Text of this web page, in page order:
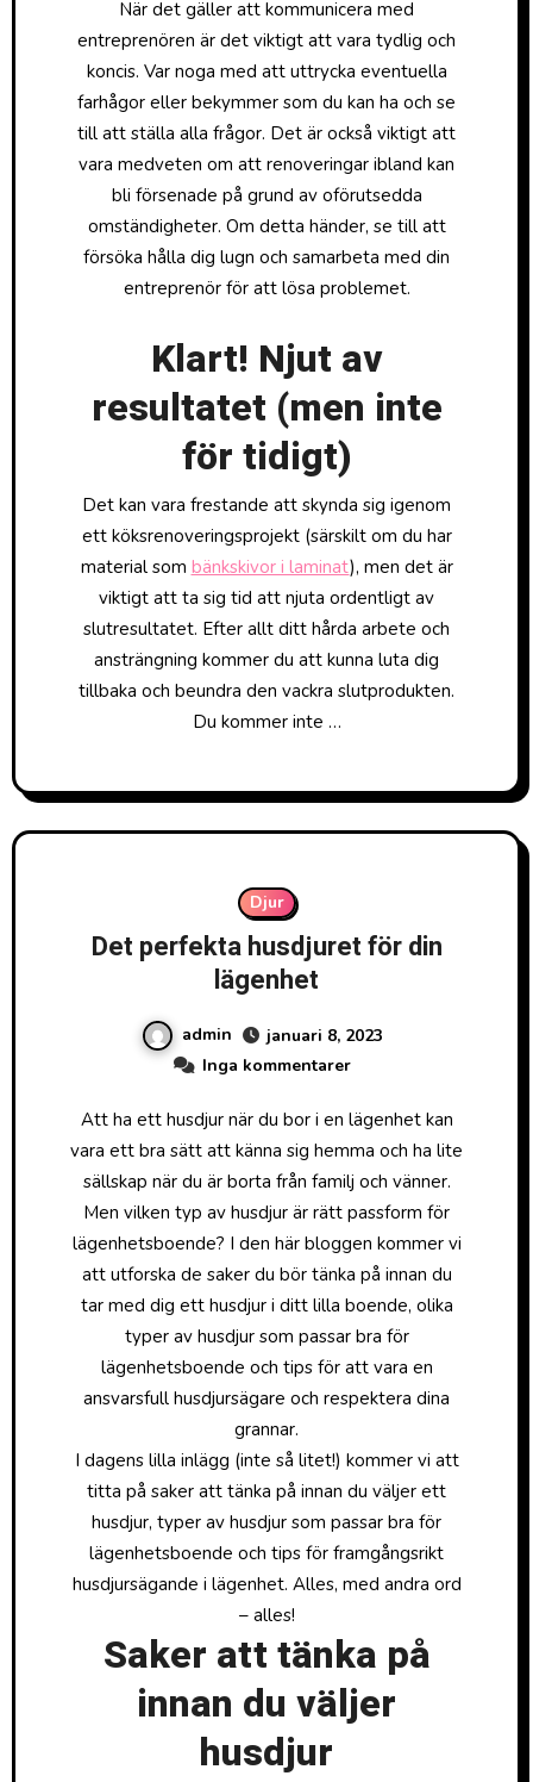
När det gäller att kommunicera med
entreprenören är det viktigt att vara tydlig och
koncis. Var noga med att uttrycka eventuella
farhågor eller bekymmer som du kan ha och se
till att ställa alla frågor. Det är också viktigt att
vara medveten om att renoveringar ibland kan
bli försenade på grund av oförutsedda
omständigheter. Om detta händer, se till att
försöka hålla dig lugn och samarbeta med din
entreprenör för att lösa problemet.
Klart! Njut av
resultatet (men inte
för tidigt)
Det kan vara frestande att skynda sig igenom
ett köksrenoveringsprojekt (särskilt om du har
material som bänkskivor i laminat), men det är
viktigt att ta sig tid att njuta ordentligt av
slutresultatet. Efter allt ditt hårda arbete och
ansträngning kommer du att kunna luta dig
tillbaka och beundra den vackra slutprodukten.
Du kommer inte …
Djur
Det perfekta husdjuret för din
lägenhet
admin
januari 8, 2023
Inga kommentarer
Att ha ett husdjur när du bor i en lägenhet kan
vara ett bra sätt att känna sig hemma och ha lite
sällskap när du är borta från familj och vänner.
Men vilken typ av husdjur är rätt passform för
lägenhetsboende? I den här bloggen kommer vi
att utforska de saker du bör tänka på innan du
tar med dig ett husdjur i ditt lilla boende, olika
typer av husdjur som passar bra för
lägenhetsboende och tips för att vara en
ansvarsfull husdjursägare och respektera dina
grannar.
I dagens lilla inlägg (inte så litet!) kommer vi att
titta på saker att tänka på innan du väljer ett
husdjur, typer av husdjur som passar bra för
lägenhetsboende och tips för framgångsrikt
husdjursägande i lägenhet. Alles, med andra ord
– alles!
Saker att tänka på
innan du väljer
husdjur